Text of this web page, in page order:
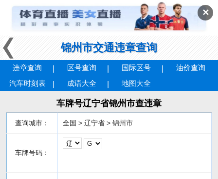
✕
锦州市交通违章查询
违章查询 区号查询 国际区号
油价查询
汽车时刻表
成语大全 地图大全
车牌号辽宁省锦州市查违章
查询城市： 全国 > 辽宁省 > 锦州市
车牌号码：